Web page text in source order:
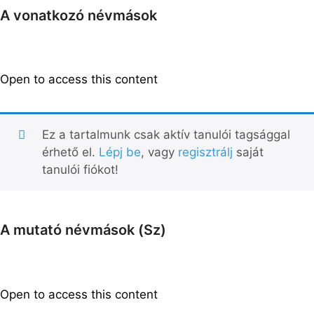
A vonatkozó névmások
Open to access this content
Ez a tartalmunk csak aktív tanulói tagsággal
érhető el. Lépj be, vagy regisztrálj saját
tanulói fiókot!
A mutató névmások (Sz)
Open to access this content